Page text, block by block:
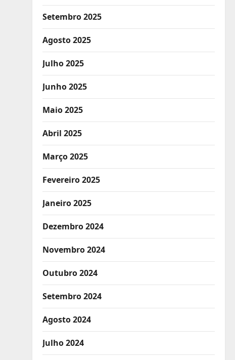
Setembro 2025
Agosto 2025
Julho 2025
Junho 2025
Maio 2025
Abril 2025
Março 2025
Fevereiro 2025
Janeiro 2025
Dezembro 2024
Novembro 2024
Outubro 2024
Setembro 2024
Agosto 2024
Julho 2024